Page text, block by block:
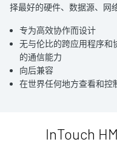
择最好的硬件、数据源、网
专为高效协作而设计
无与伦比的跨应用程序和
的通信能力
向后兼容
在世界任何地方查看和控
InTouch